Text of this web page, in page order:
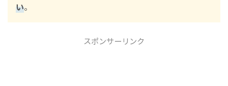
い。
スポンサーリンク